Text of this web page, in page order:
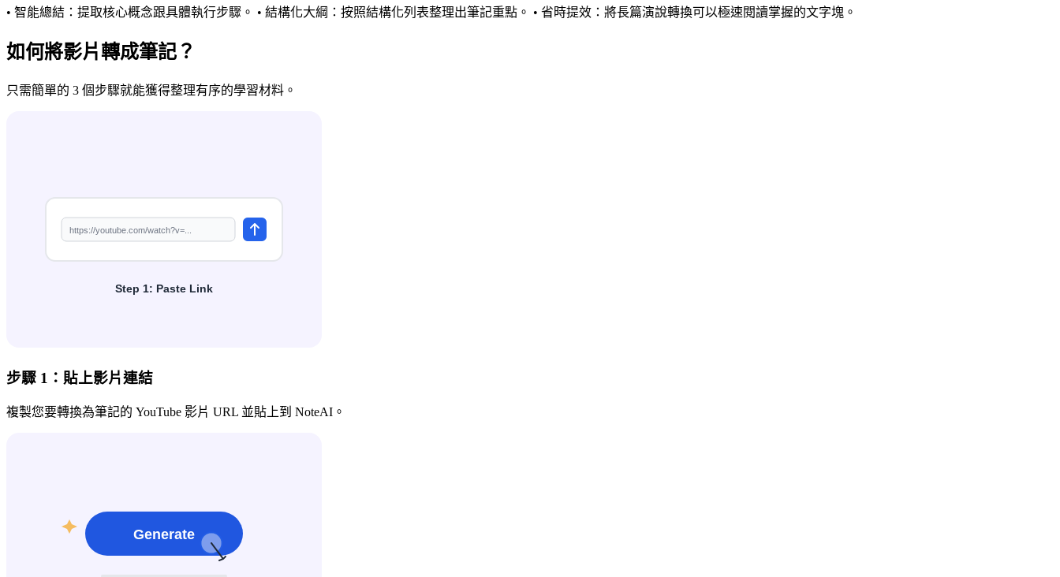
• 智能總結：提取核心概念跟具體執行步驟。 • 結構化大綱：按照結構化列表整理出筆記重點。 • 省時提效：將長篇演說轉換可以極速閱讀掌握的文字塊。
如何將影片轉成筆記？
只需簡單的 3 個步驟就能獲得整理有序的學習材料。
步驟 1：貼上影片連結
複製您要轉換為筆記的 YouTube 影片 URL 並貼上到 NoteAI。